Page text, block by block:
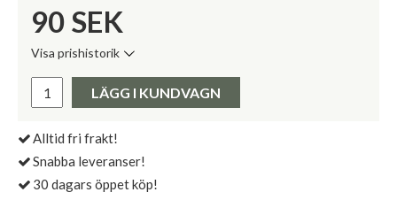
90 SEK
Visa prishistorik
Pris:
LÄGG I KUNDVAGN
Alltid fri frakt!
Snabba leveranser!
30 dagars öppet köp!